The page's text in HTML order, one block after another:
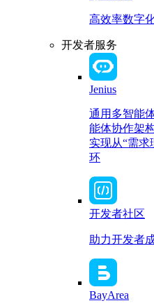
高效率数字
开发者服务
Jenius
通用多智能
能体协作架
实现从“需求
环
开发者社区
助力开发者
BayArea